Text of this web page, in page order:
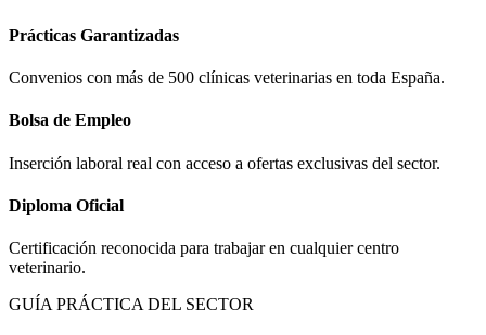
Prácticas Garantizadas
Convenios con más de 500 clínicas veterinarias en toda España.
Bolsa de Empleo
Inserción laboral real con acceso a ofertas exclusivas del sector.
Diploma Oficial
Certificación reconocida para trabajar en cualquier centro
veterinario.
GUÍA PRÁCTICA DEL SECTOR